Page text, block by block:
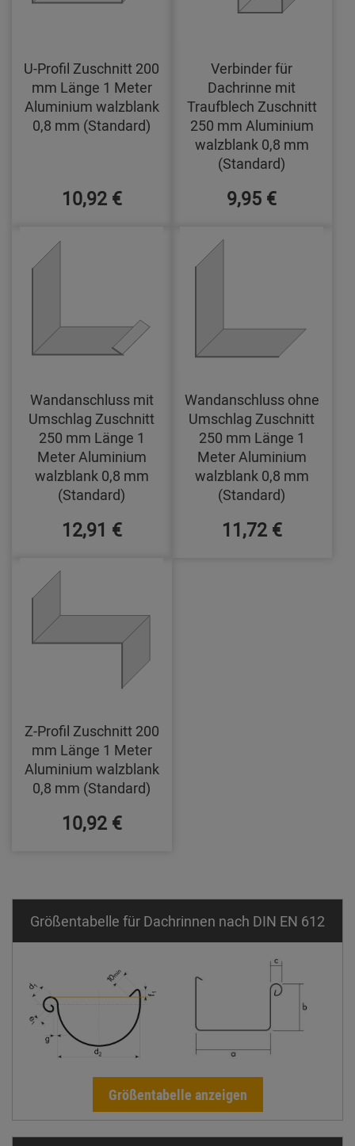
U-Profil Zuschnitt 200
mm Länge 1 Meter
Aluminium walzblank
0,8 mm (Standard)
10,92 €
Verbinder für
Dachrinne mit
Traufblech Zuschnitt
250 mm Aluminium
walzblank 0,8 mm
(Standard)
9,95 €
Wandanschluss mit
Umschlag Zuschnitt
250 mm Länge 1
Meter Aluminium
walzblank 0,8 mm
(Standard)
12,91 €
Wandanschluss ohne
Umschlag Zuschnitt
250 mm Länge 1
Meter Aluminium
walzblank 0,8 mm
(Standard)
11,72 €
Z-Profil Zuschnitt 200
mm Länge 1 Meter
Aluminium walzblank
0,8 mm (Standard)
10,92 €
Größentabelle für Dachrinnen nach DIN EN 612
Größentabelle anzeigen